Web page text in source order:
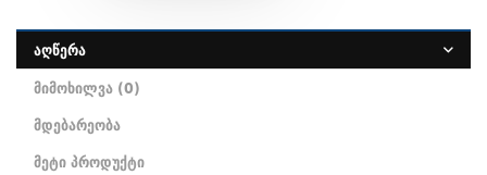
აღწერა
მიმოხილვა (0)
მდებარეობა
მეტი პროდუქტი